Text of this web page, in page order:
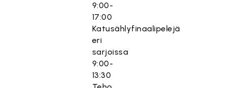
9:00-
17:00
Katusählyfinaalipelejä
eri
sarjoissa
9:00-
13:30